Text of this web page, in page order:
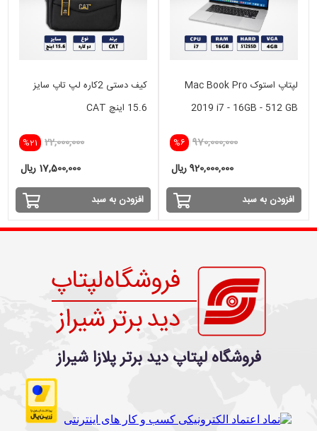
لپتاپ استوک Mac Book Pro
2019 i7 - 16GB - 512 GB
%6 970,000,000
920,000,000 ریال
افزودن به سبد
کیف دستی 2کاره لپ تاپ سایز
15.6 اینچ CAT
%21 22,000,000
17,500,000 ریال
افزودن به سبد
فروشگاه لپتاپ دید برتر پلازا شیراز